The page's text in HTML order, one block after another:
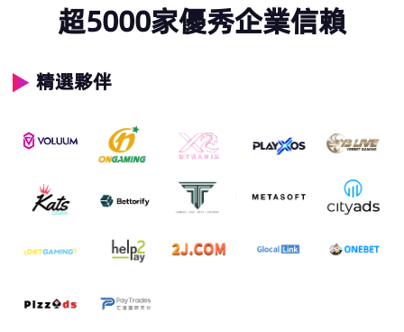
超5000家優秀企業信賴
精選夥伴